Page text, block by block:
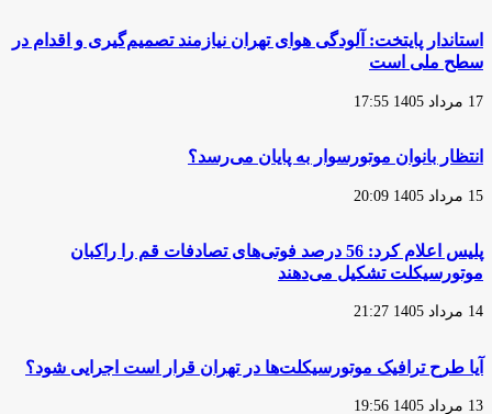
2024
ورود
به
جاده‌ها
استاندار پایتخت: آلودگی هوای تهران نیازمند تصمیم‌گیری و اقدام در
سطح ملی است
17 مرداد 1405 17:55
انتظار بانوان موتورسوار به پایان می‌رسد؟
15 مرداد 1405 20:09
پلیس اعلام کرد: 56 درصد فوتی‌های تصادفات قم را راکبان
موتورسیکلت تشکیل می‌دهند
14 مرداد 1405 21:27
آیا طرح ترافیک موتورسیکلت‌ها در تهران قرار است اجرایی شود؟
13 مرداد 1405 19:56